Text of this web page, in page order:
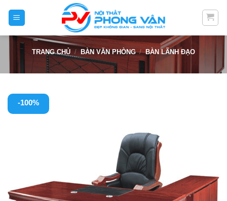
TRANG CHỦ / BÀN VĂN PHÒNG / BÀN LÃNH ĐẠO
-100%